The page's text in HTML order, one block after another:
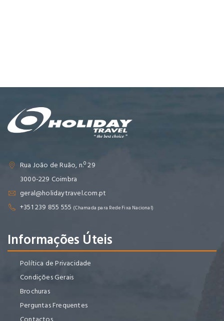
Rua João de Ruão, n.º 29
3000-229 Coimbra
geral@holidaytravel.com.pt
+351 239 855 555 (Chamada para Rede Fixa Nacional)
Informações Úteis
Política de Privacidade
Condições Gerais
Brochuras
Perguntas Frequentes